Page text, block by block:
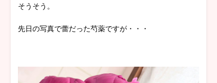
そうそう。
先日の写真で蕾だった芍薬ですが・・・